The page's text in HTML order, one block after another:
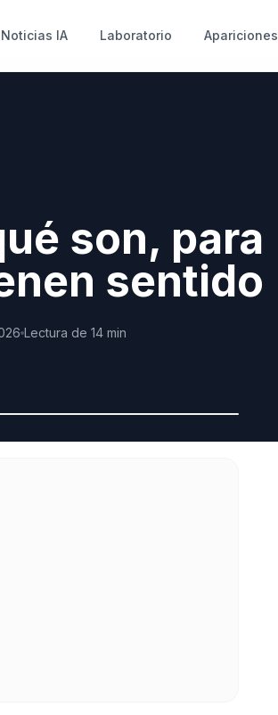
Noticias IA Laboratorio Apariciones
son, para
sentido
Lectura de 14 min